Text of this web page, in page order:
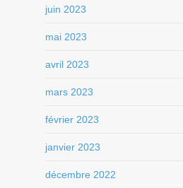
juin 2023
mai 2023
avril 2023
mars 2023
février 2023
janvier 2023
décembre 2022